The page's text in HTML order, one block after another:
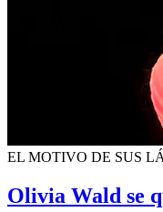
EL MOTIVO DE SUS
Olivia Wald se